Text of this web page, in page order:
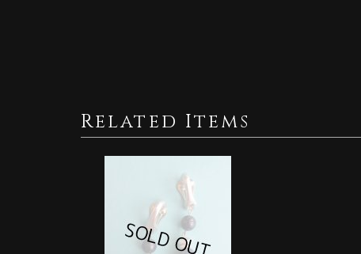
Related Items